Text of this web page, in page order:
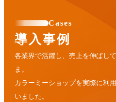
Cases
導入事例
各業界で活躍し、売上を伸ばし
ま。
カラーミーショップを実際に利
いました。